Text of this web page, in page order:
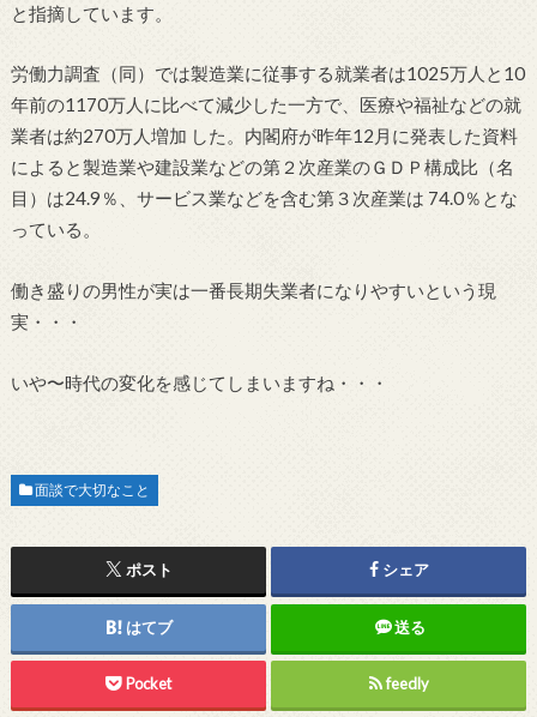
と指摘しています。
労働力調査（同）では製造業に従事する就業者は1025万人と10
年前の1170万人に比べて減少した一方で、医療や福祉などの就
業者は約270万人増加 した。内閣府が昨年12月に発表した資料
によると製造業や建設業などの第２次産業のＧＤＰ構成比（名
目）は24.9％、サービス業などを含む第３次産業は 74.0％とな
っている。
働き盛りの男性が実は一番長期失業者になりやすいという現
実・・・
いや〜時代の変化を感じてしまいますね・・・
面談で大切なこと
ポスト シェア
はてブ 送る
Pocket feedly